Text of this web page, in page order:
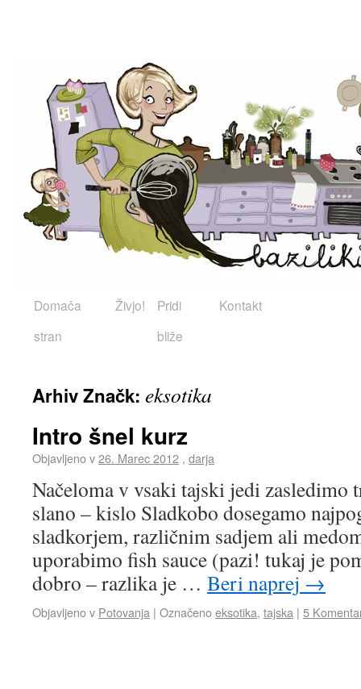
Domača
stran
Živjo!
Pridi
bliže
Kontakt
Arhiv Značk: eksotika
Intro šnel kurz
Objavljeno v26. Marec 2012 , darja
Načeloma v vsaki tajski jedi zasledimo
slano – kislo Sladkobo dosegamo
sladkorjem, različnim sadjem ali
uporabimo fish sauce (pazi! tukaj je
dobro – razlika je … Beri naprej →
Objavljeno v Potovanja | Označenoeksotika, tajska | 5